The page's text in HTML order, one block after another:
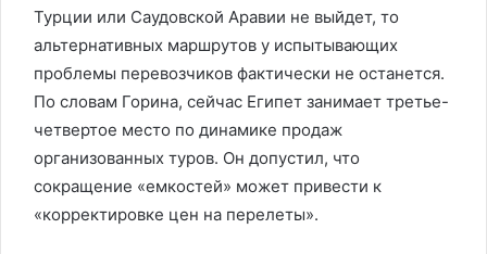
Турции или Саудовской Аравии не выйдет, то
альтернативных маршрутов у испытывающих
проблемы перевозчиков фактически не останется.
По словам Горина, сейчас Египет занимает третье-
четвертое место по динамике продаж
организованных туров. Он допустил, что
сокращение «емкостей» может привести к
«корректировке цен на перелеты».